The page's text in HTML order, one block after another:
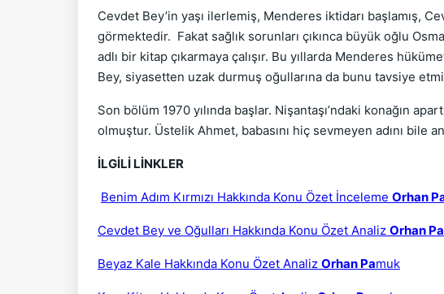
Cevdet Bey’in yaşı ilerlemiş, Menderes iktidarı başlamış,
görmektedir. Fakat sağlık sorunları çıkınca büyük oğlu
adlı bir kitap çıkarmaya çalışır. Bu yıllarda Menderes
Bey, siyasetten uzak durmuş oğullarına da bunu tavsiye
Son bölüm 1970 yılında başlar. Nişantaşı’ndaki konağın
olmuştur. Üstelik Ahmet, babasını hiç sevmeyen adını bile
İLGİLİ LİNKLER
Benim Adım Kırmızı Hakkında Konu Özet İnceleme Orhan
Cevdet Bey ve Oğulları Hakkında Konu Özet Analiz Orhan Pa
Beyaz Kale Hakkında Konu Özet Analiz Orhan Pamuk